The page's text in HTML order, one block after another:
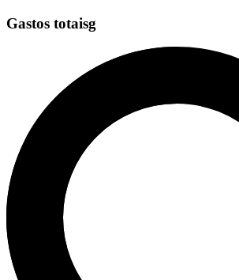
Gastos totaisg